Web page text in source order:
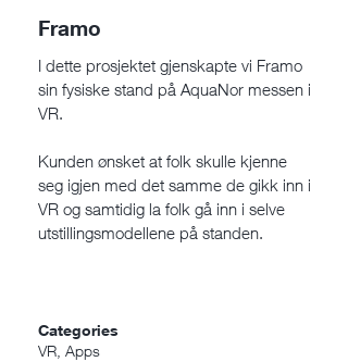
Framo
I dette prosjektet gjenskapte vi Framo
sin fysiske stand på AquaNor messen i
VR.
Kunden ønsket at folk skulle kjenne
seg igjen med det samme de gikk inn i
VR og samtidig la folk gå inn i selve
utstillingsmodellene på standen.
Categories
VR, Apps